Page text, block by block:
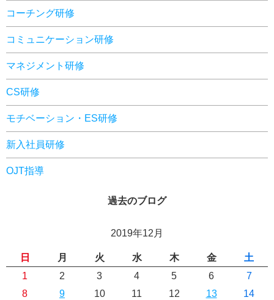
コーチング研修
コミュニケーション研修
マネジメント研修
CS研修
モチベーション・ES研修
新入社員研修
OJT指導
過去のブログ
2019年12月
日 月 火 水 木 金 土
1 2 3 4 5 6
7
8
9 10 11 12 13
14